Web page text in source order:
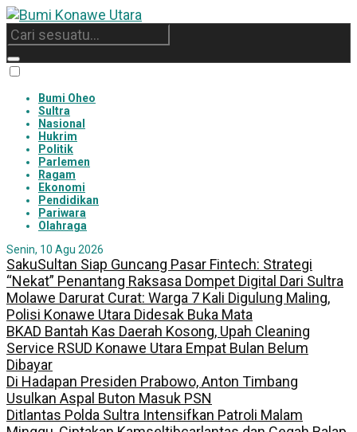
Bumi Oheo
Sultra
Nasional
Hukrim
Politik
Parlemen
Ragam
Ekonomi
Pendidikan
Pariwara
Olahraga
Senin, 10 Agu 2026
SakuSultan Siap Guncang Pasar Fintech: Strategi
“Nekat” Penantang Raksasa Dompet Digital Dari Sultra
Molawe Darurat Curat: Warga 7 Kali Digulung Maling,
Polisi Konawe Utara Didesak Buka Mata
BKAD Bantah Kas Daerah Kosong, Upah Cleaning
Service RSUD Konawe Utara Empat Bulan Belum
Dibayar
Di Hadapan Presiden Prabowo, Anton Timbang
Usulkan Aspal Buton Masuk PSN
Ditlantas Polda Sultra Intensifkan Patroli Malam